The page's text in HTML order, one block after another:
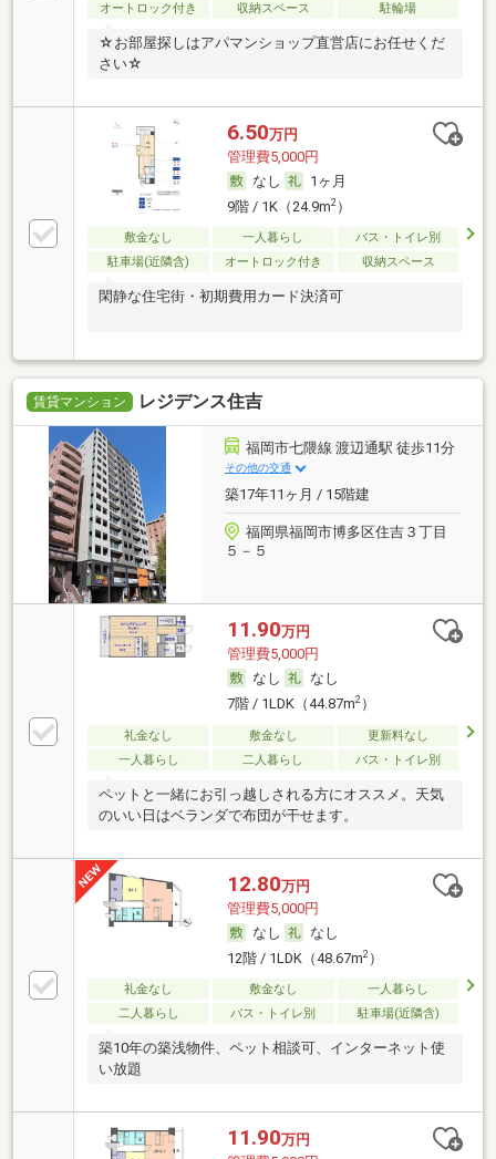
オートロック付き
収納スペース 駐輪場
☆お部屋探しはアパマンショップ直営店にお任せくだ
さい☆
6.50万円
管理費5,000円
なし
1ヶ月
9階 / 1K（24.9m2）
敷金なし 一人暮らし
バス・トイレ別
駐車場(近隣含)
オートロック付き 収納スペース
閑静な住宅街・初期費用カード決済可
賃貸マンション レジデンス住吉
福岡市七隈線 渡辺通駅 徒歩11分
その他の交通
築17年11ヶ月 / 15階建
福岡県福岡市博多区住吉３丁目
５－５
11.90万円
管理費5,000円
なし
なし
7階 / 1LDK（44.87m2）
礼金なし 敷金なし
更新料なし
一人暮らし
二人暮らし バス・トイレ別
ペットと一緒にお引っ越しされる方にオススメ。天気
のいい日はベランダで布団が干せます。
12.80万円
管理費5,000円
なし
なし
12階 / 1LDK（48.67m2）
礼金なし 敷金なし
一人暮らし
二人暮らし
バス・トイレ別 駐車場(近隣含)
築10年の築浅物件、ペット相談可、インターネット使
い放題
11.90万円